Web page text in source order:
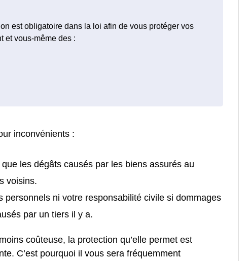
est obligatoire dans la loi afin de vous protéger vos
et vous-même des :
inconvénients :
les dégâts causés par les biens assurés au
voisins.
personnels ni votre responsabilité civile si dommages
par un tiers il y a.
coûteuse, la protection qu’elle permet est
C’est pourquoi il vous sera fréquemment